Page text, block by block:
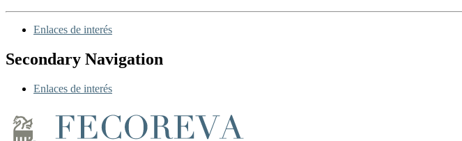
Enlaces de interés
Secondary Navigation
Enlaces de interés